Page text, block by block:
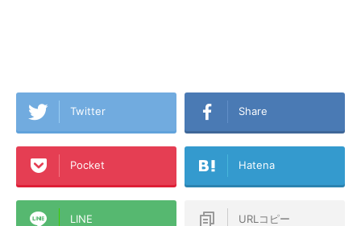
Twitter Share
Pocket Hatena
LINE URLコピー